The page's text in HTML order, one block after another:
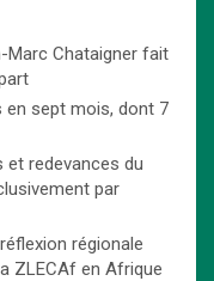
Marc Chataigner fait
en sept mois, dont 7
et redevances du
par
régionale
ZLECAf en Afrique